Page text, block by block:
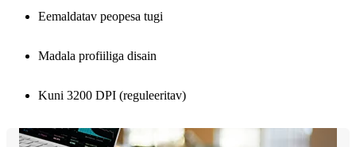
Eemaldatav peopesa tugi
Madala profiiliga disain
Kuni 3200 DPI (reguleeritav)